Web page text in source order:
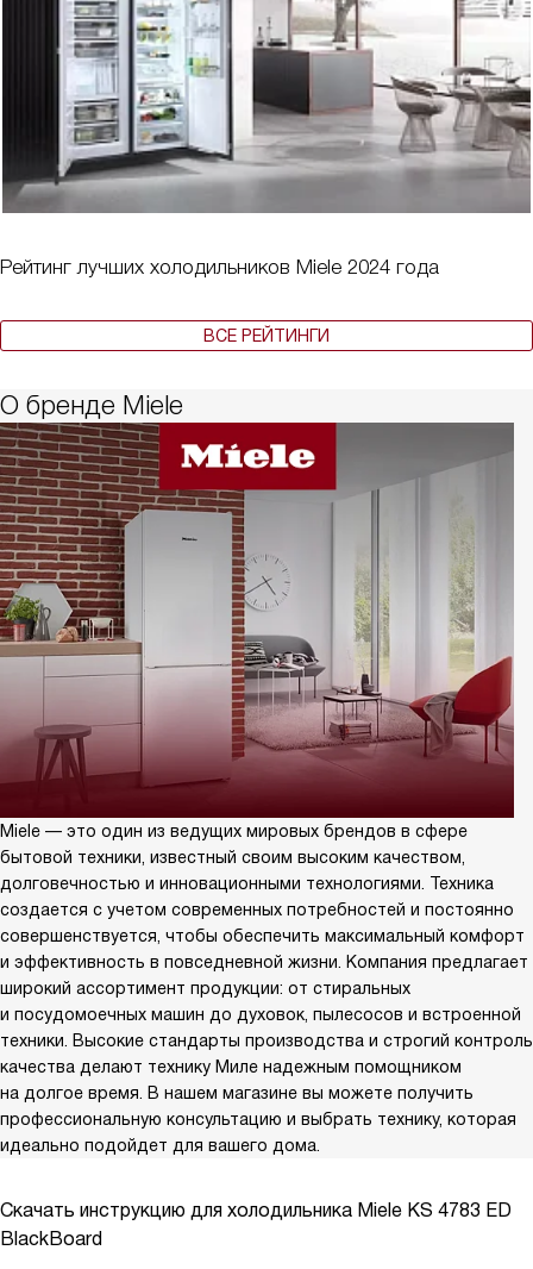
Рейтинг лучших холодильников Miele 2024 года
ВСЕ РЕЙТИНГИ
О бренде Miele
Miele — это один из ведущих мировых брендов в сфере
бытовой техники, известный своим высоким качеством,
долговечностью и инновационными технологиями. Техника
создается с учетом современных потребностей и постоянно
совершенствуется, чтобы обеспечить максимальный комфорт
и эффективность в повседневной жизни. Компания предлагает
широкий ассортимент продукции: от стиральных
и посудомоечных машин до духовок, пылесосов и встроенной
техники. Высокие стандарты производства и строгий контроль
качества делают технику Миле надежным помощником
на долгое время. В нашем магазине вы можете получить
профессиональную консультацию и выбрать технику, которая
идеально подойдет для вашего дома.
Скачать инструкцию для холодильника Miele KS 4783 ED
BlackBoard